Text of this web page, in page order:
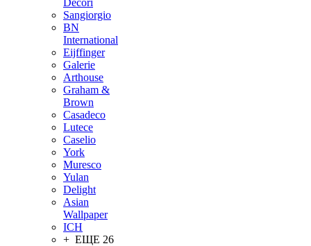
Decori
Sangiorgio
BN
International
Eijffinger
Galerie
Arthouse
Graham &
Brown
Casadeco
Lutece
Caselio
York
Muresco
Yulan
Delight
Asian
Wallpaper
ICH
+ ЕЩЕ 26